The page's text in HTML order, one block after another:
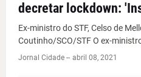
decretar lockdown:
Ex-ministro do STF, Celso de
Coutinho/SCO/STF O ex-
Jornal Cidade -- abril 08, 2021